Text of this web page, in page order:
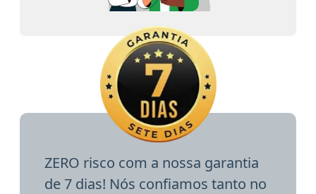
ZERO risco com a nossa garantia
de 7 dias! Nós confiamos tanto no